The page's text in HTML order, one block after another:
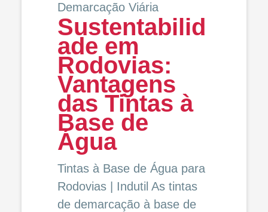
Demarcação Viária
Sustentabilid
ade em
Rodovias:
Vantagens
das Tintas à
Base de
Água
Tintas à Base de Água para
Rodovias | Indutil As tintas
de demarcação à base de